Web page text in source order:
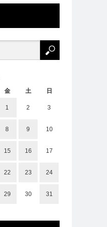
金 土 日
1 2 3
8 9 10
15 16 17
22 23 24
29 30
31